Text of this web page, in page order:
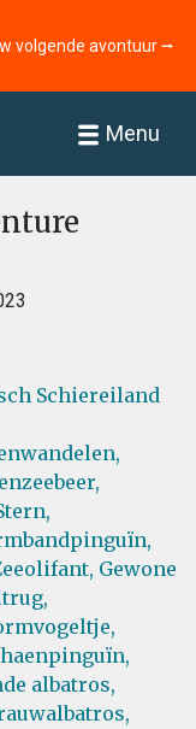
volgende avontuur ⭢
Menu
Schiereiland
Gewone
albatros,